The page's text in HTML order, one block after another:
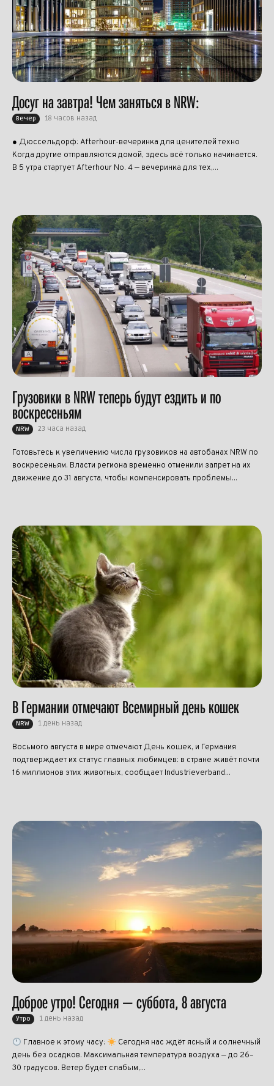
Досуг на завтра! Чем заняться в NRW:
Вечер 18 часов назад
● Дюссельдорф: Afterhour-вечеринка для ценителей техно
Когда другие отправляются домой, здесь всё только начинается.
В 5 утра стартует Afterhour No. 4 — вечеринка для тех,...
Грузовики в NRW теперь будут ездить и по
воскресеньям
NRW 23 часа назад
Готовьтесь к увеличению числа грузовиков на автобанах NRW по
воскресеньям. Власти региона временно отменили запрет на их
движение до 31 августа, чтобы компенсировать проблемы...
В Германии отмечают Всемирный день кошек
NRW 1 день назад
Восьмого августа в мире отмечают День кошек, и Германия
подтверждает их статус главных любимцев: в стране живёт почти
16 миллионов этих животных, сообщает Industrieverband...
Доброе утро! Сегодня — суббота, 8 августа
Утро 1 день назад
Главное к этому часу:
Сегодня нас ждёт ясный и солнечный
день без осадков. Максимальная температура воздуха — до 26–
30 градусов. Ветер будет слабым,...